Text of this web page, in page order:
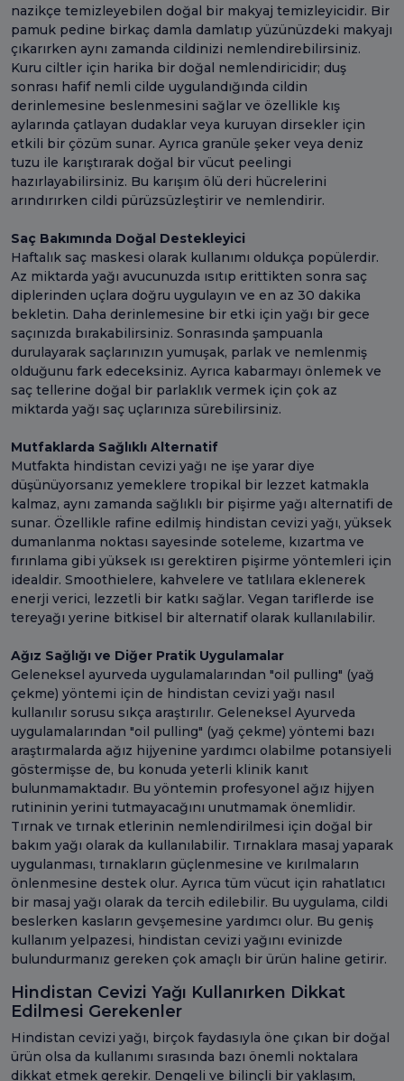
nazikçe temizleyebilen doğal bir makyaj temizleyicidir. Bir
pamuk pedine birkaç damla damlatıp yüzünüzdeki makyajı
çıkarırken aynı zamanda cildinizi nemlendirebilirsiniz.
Kuru ciltler için harika bir doğal nemlendiricidir; duş
sonrası hafif nemli cilde uygulandığında cildin
derinlemesine beslenmesini sağlar ve özellikle kış
aylarında çatlayan dudaklar veya kuruyan dirsekler için
etkili bir çözüm sunar. Ayrıca granüle şeker veya deniz
tuzu ile karıştırarak doğal bir vücut peelingi
hazırlayabilirsiniz. Bu karışım ölü deri hücrelerini
arındırırken cildi pürüzsüzleştirir ve nemlendirir.
Saç Bakımında Doğal Destekleyici
Haftalık saç maskesi olarak kullanımı oldukça popülerdir.
Az miktarda yağı avucunuzda ısıtıp erittikten sonra saç
diplerinden uçlara doğru uygulayın ve en az 30 dakika
bekletin. Daha derinlemesine bir etki için yağı bir gece
saçınızda bırakabilirsiniz. Sonrasında şampuanla
durulayarak saçlarınızın yumuşak, parlak ve nemlenmiş
olduğunu fark edeceksiniz. Ayrıca kabarmayı önlemek ve
saç tellerine doğal bir parlaklık vermek için çok az
miktarda yağı saç uçlarınıza sürebilirsiniz.
Mutfaklarda Sağlıklı Alternatif
Mutfakta hindistan cevizi yağı ne işe yarar diye
düşünüyorsanız yemeklere tropikal bir lezzet katmakla
kalmaz, aynı zamanda sağlıklı bir pişirme yağı alternatifi de
sunar. Özellikle rafine edilmiş hindistan cevizi yağı, yüksek
dumanlanma noktası sayesinde soteleme, kızartma ve
fırınlama gibi yüksek ısı gerektiren pişirme yöntemleri için
idealdir. Smoothielere, kahvelere ve tatlılara eklenerek
enerji verici, lezzetli bir katkı sağlar. Vegan tariflerde ise
tereyağı yerine bitkisel bir alternatif olarak kullanılabilir.
Ağız Sağlığı ve Diğer Pratik Uygulamalar
Geleneksel ayurveda uygulamalarından "oil pulling" (yağ
çekme) yöntemi için de hindistan cevizi yağı nasıl
kullanılır sorusu sıkça araştırılır. Geleneksel Ayurveda
uygulamalarından "oil pulling" (yağ çekme) yöntemi bazı
araştırmalarda ağız hijyenine yardımcı olabilme potansiyeli
göstermişse de, bu konuda yeterli klinik kanıt
bulunmamaktadır. Bu yöntemin profesyonel ağız hijyen
rutininin yerini tutmayacağını unutmamak önemlidir.
Tırnak ve tırnak etlerinin nemlendirilmesi için doğal bir
bakım yağı olarak da kullanılabilir. Tırnaklara masaj yaparak
uygulanması, tırnakların güçlenmesine ve kırılmaların
önlenmesine destek olur. Ayrıca tüm vücut için rahatlatıcı
bir masaj yağı olarak da tercih edilebilir. Bu uygulama, cildi
beslerken kasların gevşemesine yardımcı olur. Bu geniş
kullanım yelpazesi, hindistan cevizi yağını evinizde
bulundurmanız gereken çok amaçlı bir ürün haline getirir.
Hindistan Cevizi Yağı Kullanırken Dikkat
Edilmesi Gerekenler
Hindistan cevizi yağı, birçok faydasıyla öne çıkan bir doğal
ürün olsa da kullanımı sırasında bazı önemli noktalara
dikkat etmek gerekir. Dengeli ve bilinçli bir yaklaşım,